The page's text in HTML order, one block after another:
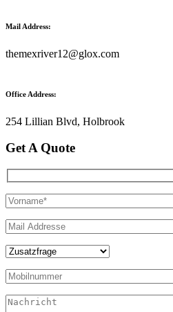
Mail Address:
themexriver12@glox.com
Office Address:
254 Lillian Blvd, Holbrook
Get A Quote